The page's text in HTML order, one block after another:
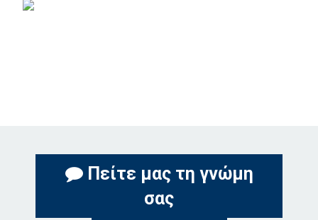
Πείτε μας τη γνώμη
σας